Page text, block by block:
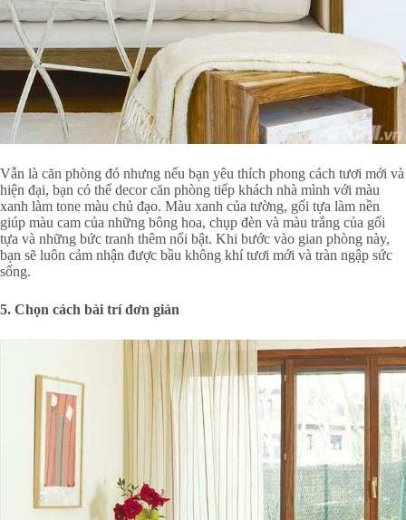
Vẫn là căn phòng đó nhưng nếu bạn yêu thích phong cách tươi mới và
hiện đại, bạn có thể decor căn phòng tiếp khách nhà mình với màu
xanh làm tone màu chủ đạo. Màu xanh của tường, gối tựa làm nền
giúp màu cam của những bông hoa, chụp đèn và màu trắng của gối
tựa và những bức tranh thêm nổi bật. Khi bước vào gian phòng này,
bạn sẽ luôn cảm nhận được bầu không khí tươi mới và tràn ngập sức
sống.
5. Chọn cách bài trí đơn giản